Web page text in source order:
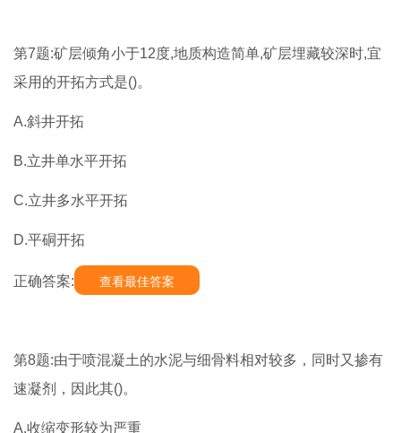
第7题:矿层倾角小于12度,地质构造简单,矿层埋藏较深时,宜
采用的开拓方式是()。
A.斜井开拓
B.立井单水平开拓
C.立井多水平开拓
D.平硐开拓
正确答案: 查看最佳答案
第8题:由于喷混凝土的水泥与细骨料相对较多，同时又掺有
速凝剂，因此其()。
A.收缩变形较为严重